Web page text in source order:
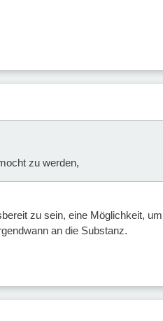
zu werden,
zu sein, eine Möglichkeit,
an die Substanz.